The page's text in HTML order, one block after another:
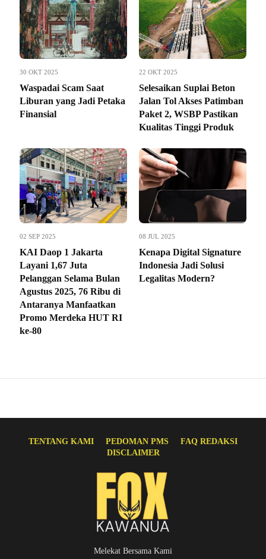
30 OKT 2025
Waspadai Scam Saat
Liburan yang Jadi Petaka
Finansial
22 OKT 2025
Selesaikan Suplai Beton
Jalan Tol Akses Patimban
Paket 2, WSBP Pastikan
Kualitas Tinggi Produk
02 SEP 2025
KAI Daop 1 Jakarta
Layani 1,67 Juta
Pelanggan Selama Bulan
Agustus 2025, 76 Ribu di
Antaranya Manfaatkan
Promo Merdeka HUT RI
ke-80
08 JUL 2025
Kenapa Digital Signature
Indonesia Jadi Solusi
Legalitas Modern?
TENTANG KAMI PEDOMAN PMS
FAQ REDAKSI
DISCLAIMER
Melekat Bersama Kami